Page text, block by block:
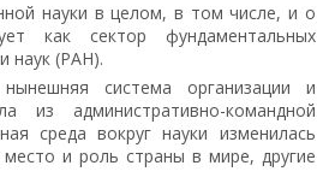
науки в целом, в том числе, и о
как сектор фундаментальных
наук (РАН).
система организации и
из административно-командной
среда вокруг науки изменилась
и роль страны в мире, другие